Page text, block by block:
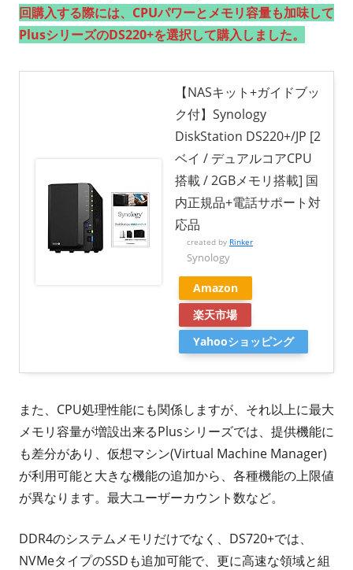
回購入する際には、CPUパワーとメモリ容量も加味して
PlusシリーズのDS220+を選択して購入しました。
【NASキット+ガイドブッ
ク付】Synology
DiskStation DS220+/JP [2
ベイ / デュアルコアCPU
搭載 / 2GBメモリ搭載] 国
内正規品+電話サポート対
応品
created by Rinker
Synology
Amazon
楽天市場
Yahooショッピング
また、CPU処理性能にも関係しますが、それ以上に最大
メモリ容量が増設出来るPlusシリーズでは、提供機能に
も差分があり、仮想マシン(Virtual Machine Manager)
が利用可能と大きな機能の追加から、各種機能の上限値
が異なります。最大ユーザーカウント数など。
DDR4のシステムメモリだけでなく、DS720+では、
NVMeタイプのSSDも追加可能で、更に高速な領域と組